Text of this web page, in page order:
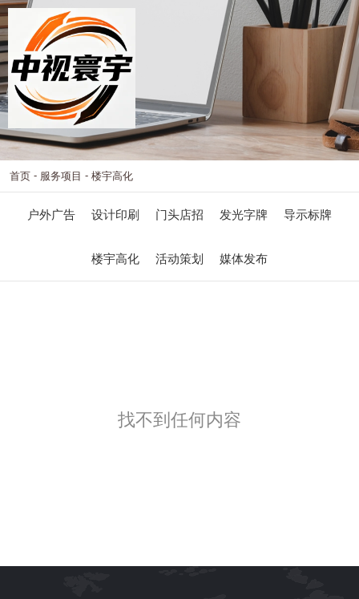
首页 - 服务项目 - 楼宇高化
户外广告 设计印刷 门头店招 发光字牌 导示标牌
楼宇高化 活动策划 媒体发布
找不到任何内容